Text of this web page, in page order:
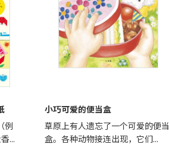
例
...
小巧可爱的便当盒
草原上有人遗忘了一个可爱的便当
盒。各种动物接连出现，它们...